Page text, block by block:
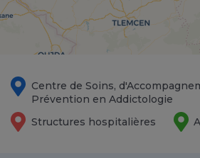
Centre de Soins,
Prévention en Addictologie
Structures hospitalières